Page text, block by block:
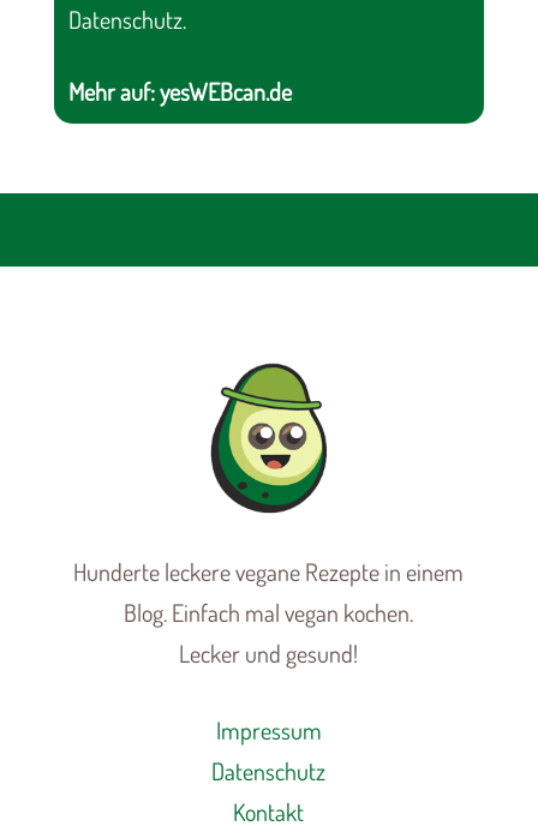
Datenschutz.
Mehr auf:yesWEBcan.de
Hunderte leckere vegane Rezepte in einem
Blog. Einfach mal vegan kochen.
Lecker und gesund!
Impressum
Datenschutz
Kontakt